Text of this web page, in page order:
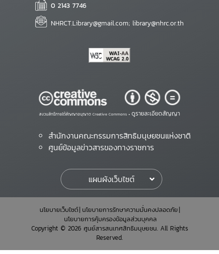
0 2143 7746
NHRCT.Library@gmail.com; library@nhrc.or.th
สงวนสิทธิ์ภายใต้สัญญาอนุญาต Creative Commons • ดูรายละเอียดสัญญา
สำนักงานคณะกรรมการสิทธิมนุษยชนแห่งชาติ
ศูนย์ข้อมูลข่าวสารของทางราชการ
แผนผังเว็บไซต์
นโยบายเว็บไซต์ นโยบายการรักษาความมั่นคงปลอดภัย
นโยบายการคุ้มครองข้อมูลส่วนบุคคล
Copyright © 2026 ศูนย์สารสนเทศสิทธิมนุษยชน. All Rights
Reserved.